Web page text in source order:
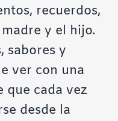
recuerdos,
y el hijo.
sabores y
ver con una
que cada vez
desde la